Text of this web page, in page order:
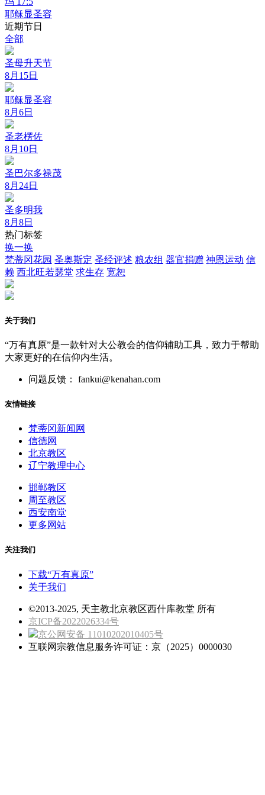
耶稣显圣容
近期节日
全部
圣母升天节
8月15日
耶稣显圣容
8月6日
圣老楞佐
8月10日
圣巴尔多禄茂
8月24日
圣多明我
8月8日
热门标签
换一换
梵蒂冈花园 圣奥斯定 圣经评述 粮农组 器官捐赠 神恩运动 信
赖 西北旺若瑟堂 求生存 宽恕
关于我们
“万有真原”是一款针对大公教会的信仰辅助工具，致力于帮助
大家更好的在信仰内生活。
问题反馈： fankui@kenahan.com
友情链接
梵蒂冈新闻网
信德网
北京教区
辽宁教理中心
邯郸教区
周至教区
西安南堂
更多网站
关注我们
下载“万有真原”
关于我们
©2013-2025, 天主教北京教区西什库教堂 所有
京ICP备2022026334号
京公网安备 11010202010405号
互联网宗教信息服务许可证：京（2025）0000030